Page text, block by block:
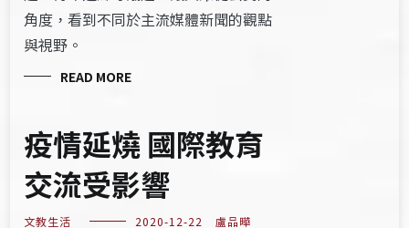
角度，看到不同於主流媒體新聞的觀點
與視野。
READ MORE
疫情延燒 國際教育
交流受影響
文教生活 2020-12-22 盧品曄